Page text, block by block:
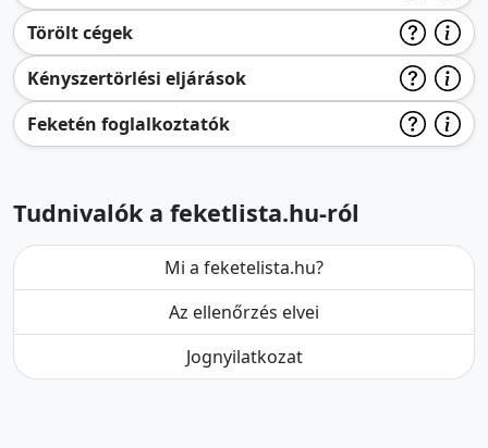
Törölt cégek
Kényszertörlési eljárások
Feketén foglalkoztatók
Tudnivalók a feketlista.hu-ról
Mi a feketelista.hu?
Az ellenőrzés elvei
Jognyilatkozat